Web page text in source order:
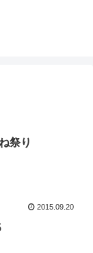
祭り
2015.09.20